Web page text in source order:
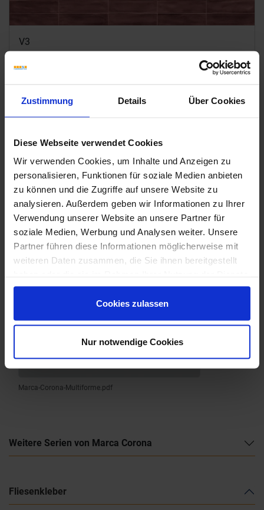
Zustimmung Details Über Cookies
Diese Webseite verwendet Cookies
Wir verwenden Cookies, um Inhalte und Anzeigen zu
personalisieren, Funktionen für soziale Medien anbieten
zu können und die Zugriffe auf unsere Website zu
analysieren. Außerdem geben wir Informationen zu Ihrer
Verwendung unserer Website an unsere Partner für
soziale Medien, Werbung und Analysen weiter. Unsere
Partner führen diese Informationen möglicherweise mit
weiteren Daten zusammen, die Sie ihnen bereitgestellt
gesammelt haben.
Cookies zulassen
Nur notwendige Cookies
V3
Die hier gezeigten "Prints" sind ein Auszug aus dem Farbspiel und
Marca-Corona-Multiforme.pdf
Weitere Serien von Marca Corona
Fliesenkleber